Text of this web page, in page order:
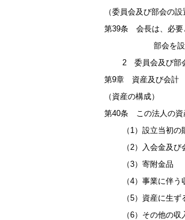
（委員会及び部会の設
第39条 会長は、必要
部会を設置す
2 委員会及び部会
第9章 資産及び会計
（資産の構成）
第40条 この法人の資
（1）設立当初の財
（2）入会金及び
（3）寄附金品
（4）事業に伴う
（5）資産に生ず
（6）その他の収